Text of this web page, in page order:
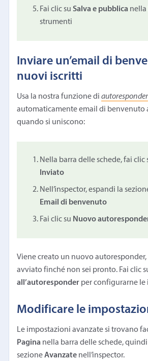
Fai clic su Salva e pubblica nella
strumenti
Inviare un’email di
nuovi iscritti
Usa la nostra funzione diautoresponder
automaticamente email di benvenuto
quando si uniscono:
Nella barra delle schede, fai clic
Inviato
Nell’inspector, espandi la
Email di benvenuto
Fai clic su Nuovo
Viene creato un nuovo
avviato finché non sei pronto. Fai clic
all’autoresponder per configurarne le
Modificare le
Le impostazioni avanzate si trovano
Pagina nella barra delle schede,
sezioneAvanzate nell’inspector.